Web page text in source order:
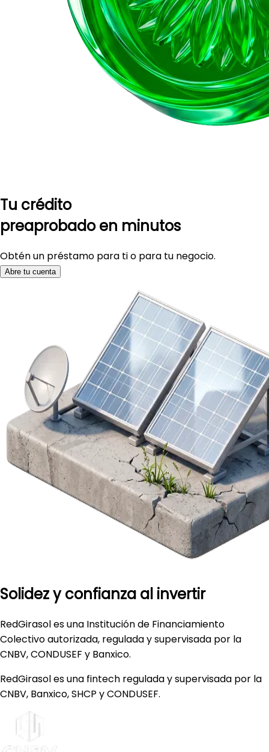
Tu crédito
preaprobado en minutos
Obtén un préstamo para ti o para tu negocio.
Abre tu cuenta
Solidez y confianza al invertir
RedGirasol es una Institución de Financiamiento
Colectivo autorizada, regulada y supervisada por la
CNBV, CONDUSEF y Banxico.
RedGirasoles una fintech regulada y supervisada por la
CNBV, Banxico, SHCP y CONDUSEF.